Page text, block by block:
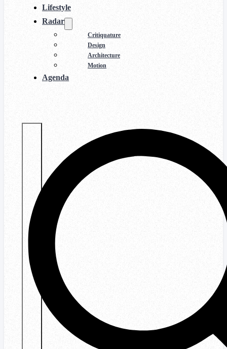
Lifestyle
Radar
Critiquature
Design
Architecture
Motion
Agenda